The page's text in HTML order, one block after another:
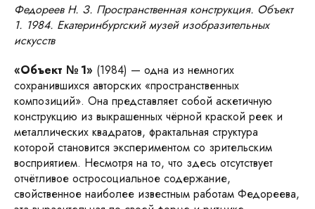
Федореев Н. З. Пространственная конструкция. Объект
1. 1984. Екатеринбургский музей изобразительных
искусств
«Объект № 1» (1984) — одна из немногих
сохранившихся авторских «пространственных
композиций». Она представляет собой аскетичную
конструкцию из выкрашенных чёрной краской реек и
металлических квадратов, фрактальная структура
которой становится экспериментом со зрительским
восприятием. Несмотря на то, что здесь отсутствует
отчётливое остросоциальное содержание,
свойственное наиболее известным работам Федореева,